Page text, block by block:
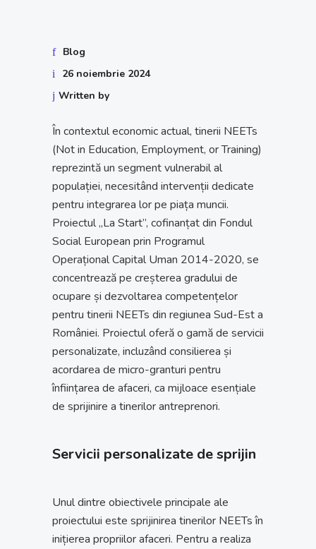
Blog
26 noiembrie 2024
Written by
În contextul economic actual, tinerii NEETs
(Not in Education, Employment, or Training)
reprezintă un segment vulnerabil al
populației, necesitând intervenții dedicate
pentru integrarea lor pe piața muncii.
Proiectul „La Start”, cofinanțat din Fondul
Social European prin Programul
Operațional Capital Uman 2014-2020, se
concentrează pe creșterea gradului de
ocupare și dezvoltarea competențelor
pentru tinerii NEETs din regiunea Sud-Est a
României. Proiectul oferă o gamă de servicii
personalizate, incluzând consilierea și
acordarea de micro-granturi pentru
înființarea de afaceri, ca mijloace esențiale
de sprijinire a tinerilor antreprenori.
Servicii personalizate de sprijin
Unul dintre obiectivele principale ale
proiectului este sprijinirea tinerilor NEETs în
inițierea propriilor afaceri. Pentru a realiza